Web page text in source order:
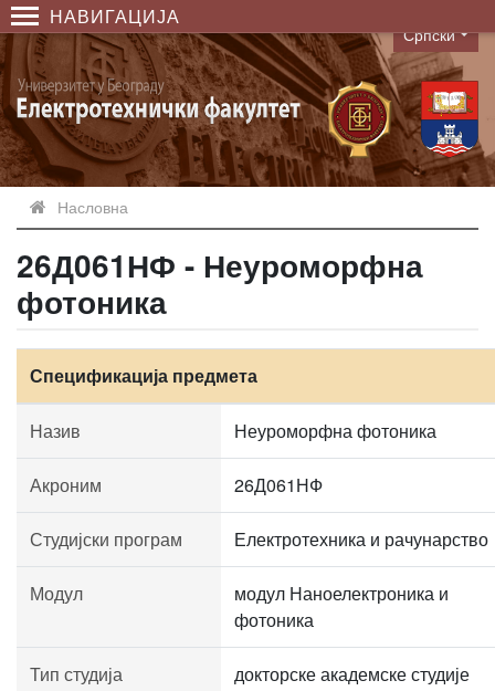
НАВИГАЦИЈА
Language
Српски
Насловна
26Д061НФ - Неуроморфна
фотоника
Спецификација предмета
Назив Неуроморфна фотоника
Акроним 26Д061НФ
Студијски програм Електротехника и рачунарство
Модул
модул Наноелектроника и
фотоника
Тип студија докторске академске студије